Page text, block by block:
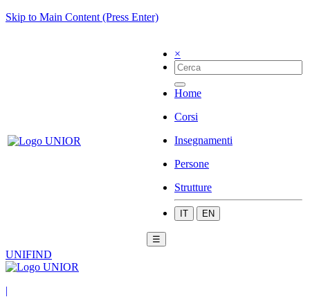
Skip to Main Content (Press Enter)
×
Home
Corsi
Insegnamenti
Persone
Strutture
IT EN
☰
UNIFIND
|